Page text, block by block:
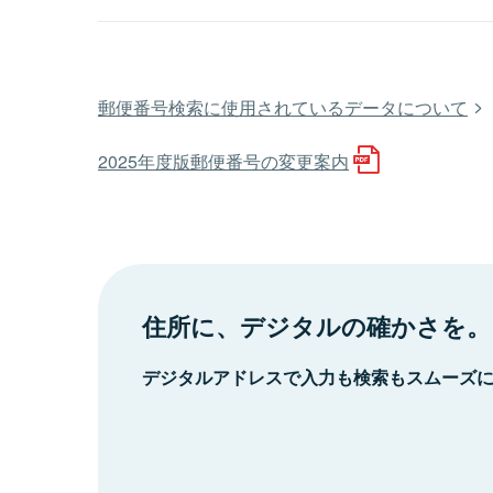
郵便番号検索に使用されているデータについて
2025年度版郵便番号の変更案内
住所に、デジタルの確かさを。
デジタルアドレスで入力も検索もスムーズ